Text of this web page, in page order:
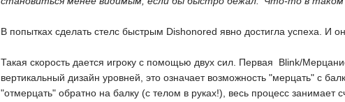
В попытках сделать стелс быстрым Dishonored явно достигла успеха. И
Такая скорость дается игроку с помощью двух сил. Первая  Blink/
вертикальный дизайн уровней, это означает возможность "мерцать" с
"отмерцать" обратно на балку (с телом в руках!), весь процесс занимает